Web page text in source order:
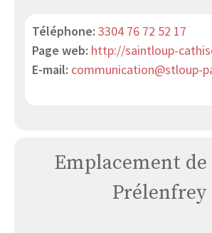
Téléphone: 3304 76 72 52 17
Page web: http://saintloup-
E-mail: communication@stloup-
Emplacement de
Prélenfrey